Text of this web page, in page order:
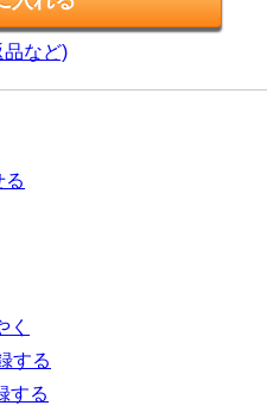
品など)
る
く
する
する